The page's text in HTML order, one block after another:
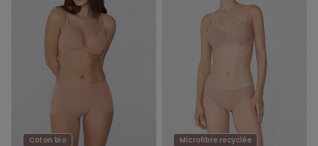
Coton bio Microfibre recyclée